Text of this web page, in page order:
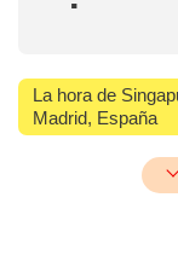
La hora de
Madrid, España